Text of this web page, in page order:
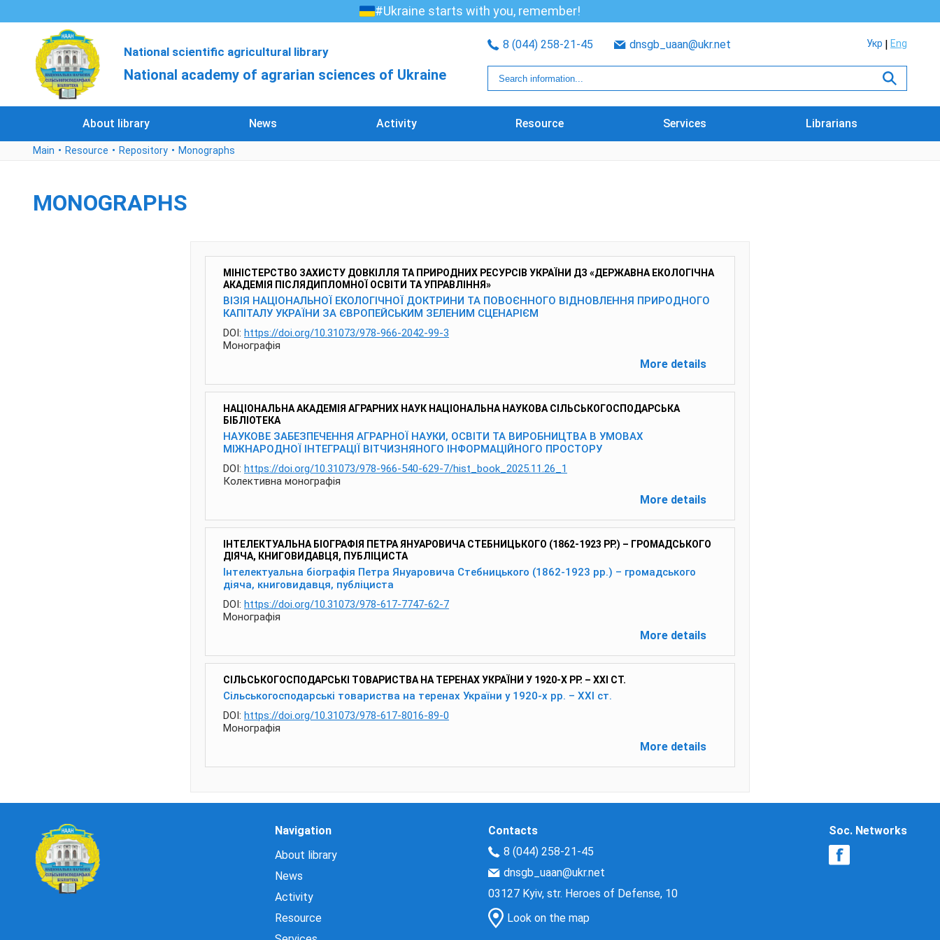
#Ukraine starts with you, remember!
National scientific agricultural library
National academy of agrarian sciences of Ukraine
8 (044) 258-21-45 dnsgb_uaan@ukr.net Укр Eng
About library News Activity Resource Services Librarians
Main Resource Repository Monographs
MONOGRAPHS
МІНІСТЕРСТВО ЗАХИСТУ ДОВКІЛЛЯ ТА ПРИРОДНИХ РЕСУРСІВ УКРАЇНИ ДЗ «ДЕРЖАВНА ЕКОЛОГІЧНА
АКАДЕМІЯ ПІСЛЯДИПЛОМНОЇ ОСВІТИ ТА УПРАВЛІННЯ»
ВІЗІЯ НАЦІОНАЛЬНОЇ ЕКОЛОГІЧНОЇ ДОКТРИНИ ТА ПОВОЄННОГО ВІДНОВЛЕННЯ ПРИРОДНОГО
КАПІТАЛУ УКРАЇНИ ЗА ЄВРОПЕЙСЬКИМ ЗЕЛЕНИМ СЦЕНАРІЄМ
DOI: https://doi.org/10.31073/978-966-2042-99-3
Монографія
More details
НАЦІОНАЛЬНА АКАДЕМІЯ АГРАРНИХ НАУК НАЦІОНАЛЬНА НАУКОВА СІЛЬСЬКОГОСПОДАРСЬКА
БІБЛІОТЕКА
НАУКОВЕ ЗАБЕЗПЕЧЕННЯ АГРАРНОЇ НАУКИ, ОСВІТИ ТА ВИРОБНИЦТВА В УМОВАХ
МІЖНАРОДНОЇ ІНТЕГРАЦІЇ ВІТЧИЗНЯНОГО ІНФОРМАЦІЙНОГО ПРОСТОРУ
DOI: https://doi.org/10.31073/978-966-540-629-7/hist_book_2025.11.26_1
Колективна монографія
More details
ІНТЕЛЕКТУАЛЬНА БІОГРАФІЯ ПЕТРА ЯНУАРОВИЧА СТЕБНИЦЬКОГО (1862-1923 РР.) – ГРОМАДСЬКОГО
ДІЯЧА, КНИГОВИДАВЦЯ, ПУБЛІЦИСТА
Інтелектуальна біографія Петра Януаровича Стебницького (1862-1923 рр.) – громадського
діяча, книговидавця, публіциста
DOI: https://doi.org/10.31073/978-617-7747-62-7
Монографія
More details
СІЛЬСЬКОГОСПОДАРСЬКІ ТОВАРИСТВА НА ТЕРЕНАХ УКРАЇНИ У 1920-Х РР. – ХХІ СТ.
Сільськогосподарські товариства на теренах України у 1920-х рр. – ХХІ ст.
DOI: https://doi.org/10.31073/978-617-8016-89-0
Монографія
More details
Navigation
About library
News
Activity
Resource
Contacts
8 (044) 258-21-45
dnsgb_uaan@ukr.net
03127 Kyiv, str. Heroes of Defense, 10
Look on the map
Soc. Networks